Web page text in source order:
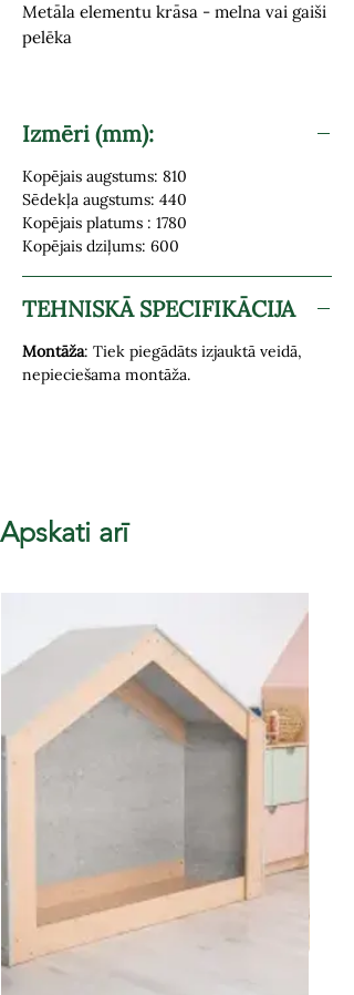
Metāla elementu krāsa - melna vai gaiši
pelēka
Izmēri (mm):
Kopējais augstums: 810
Sēdekļa augstums: 440
Kopējais platums : 1780
Kopējais dziļums: 600
TEHNISKĀ SPECIFIKĀCIJA
Montāža: Tiek piegādāts izjauktā veidā,
nepieciešama montāža.
Apskati arī